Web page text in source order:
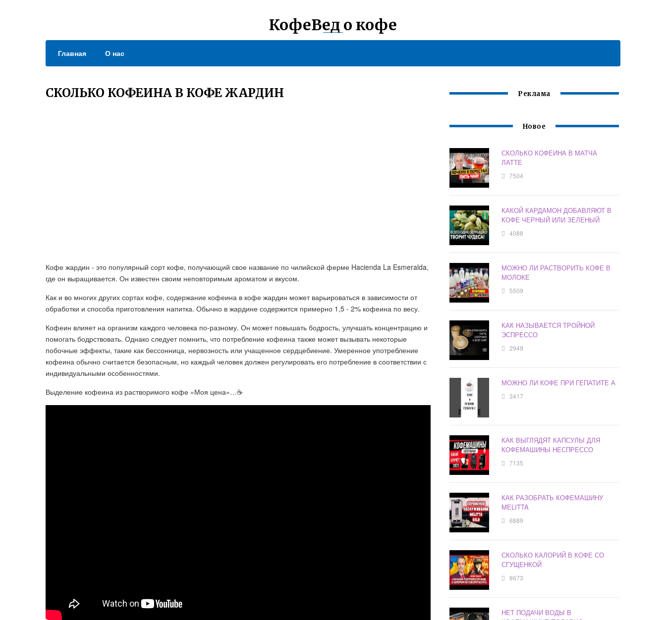
КофеВед о кофе
Главная О нас
СКОЛЬКО КОФЕИНА В КОФЕ ЖАРДИН
Кофе жардин - это популярный сорт кофе, получающий свое название по чилийской ферме Hacienda La Esmeralda,
где он выращивается. Он известен своим неповторимым ароматом и вкусом.
Как и во многих других сортах кофе, содержание кофеина в кофе жардин может варьироваться в зависимости от
обработки и способа приготовления напитка. Обычно в жардине содержится примерно 1,5 - 2% кофеина по весу.
Кофеин влияет на организм каждого человека по-разному. Он может повышать бодрость, улучшать концентрацию и
помогать бодрствовать. Однако следует помнить, что потребление кофеина также может вызывать некоторые
побочные эффекты, такие как бессонница, нервозность или учащенное сердцебиение. Умеренное употребление
кофеина обычно считается безопасным, но каждый человек должен регулировать его потребление в соответствии с
индивидуальными особенностями.
Выделение кофеина из растворимого кофе «Моя цена»…☕️
Реклама
Новое
СКОЛЬКО КОФЕИНА В МАТЧА
ЛАТТЕ
7504
КАКОЙ КАРДАМОН ДОБАВЛЯЮТ В
КОФЕ ЧЕРНЫЙ ИЛИ ЗЕЛЕНЫЙ
4088
МОЖНО ЛИ РАСТВОРИТЬ КОФЕ В
МОЛОКЕ
5509
КАК НАЗЫВАЕТСЯ ТРОЙНОЙ
ЭСПРЕССО
2949
МОЖНО ЛИ КОФЕ ПРИ ГЕПАТИТЕ А
3417
КАК ВЫГЛЯДЯТ КАПСУЛЫ ДЛЯ
КОФЕМАШИНЫ НЕСПРЕССО
7135
КАК РАЗОБРАТЬ КОФЕМАШИНУ
MELITTA
6889
СКОЛЬКО КАЛОРИЙ В КОФЕ СО
СГУЩЕНКОЙ
8673
НЕТ ПОДАЧИ ВОДЫ В